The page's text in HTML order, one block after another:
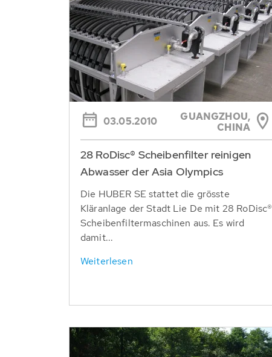
03.05.2010
GUANGZHOU,
CHINA
28 RoDisc® Scheibenfilter reinigen
Abwasser der Asia Olympics
Die HUBER SE stattet die grösste
Kläranlage der Stadt Lie De mit 28 RoDisc®
Scheibenfiltermaschinen aus. Es wird
damit...
Weiterlesen